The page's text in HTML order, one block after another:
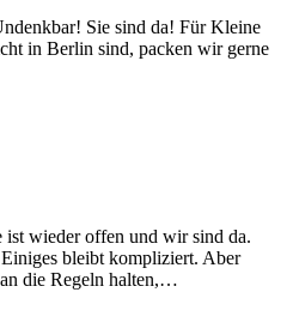
Sie sind da! Für Kleine
in Berlin sind, packen wir gerne
wieder offen und wir sind da.
bleibt kompliziert. Aber
die Regeln halten,…